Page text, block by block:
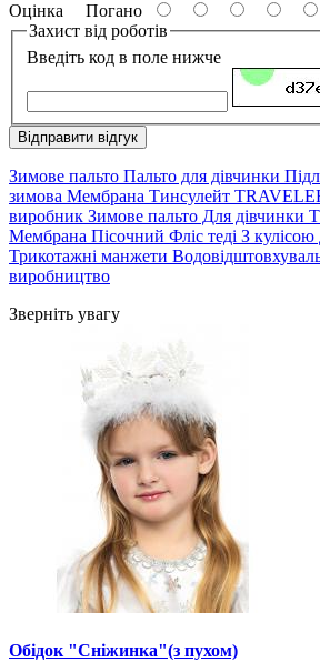
Оцінка Погано
Захист від роботів
Введіть код в поле нижче
Відправити відгук
Зимове пальто Пальто для дівчинки
зимова Мембрана Тинсулейт
виробник Зимове пальто Для дівчинки
Мембрана Пісочний Фліс теді З
Трикотажні манжети
виробництво
Зверніть увагу
Обідок "Сніжинка"(з пухом)